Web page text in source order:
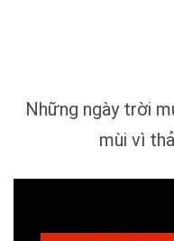
Những ngày trời
mùi vì